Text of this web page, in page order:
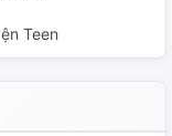
Teen